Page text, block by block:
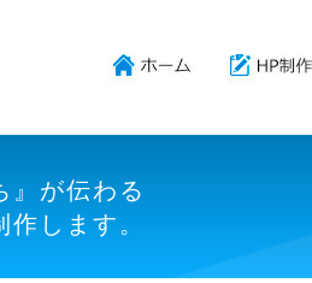
』が伝わる
します。